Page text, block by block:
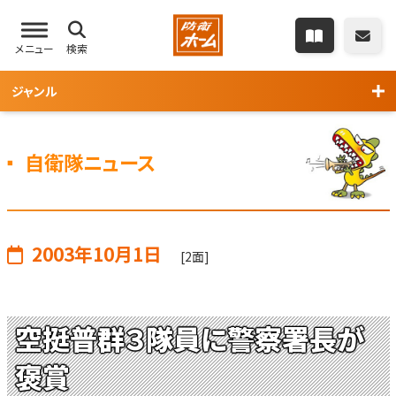
メニュー 検索
ジャンル
自衛隊ニュース
2003年10月1日 [2面]
空挺普群３隊員に警察署長が
褒賞